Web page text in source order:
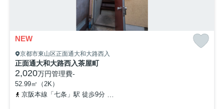
NEW
京都市東山区正面通大和大路西入
正面通大和大路西入茶屋町
2,020万円管理費-
52.99㎡（2K）
京阪本線「七条」駅 徒歩9分